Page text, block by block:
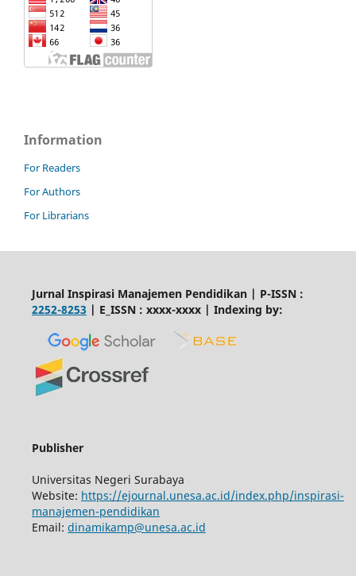
Information
For Readers
For Authors
For Librarians
Jurnal Inspirasi Manajemen Pendidikan | P-ISSN :
2252-8253 | E_ISSN : xxxx-xxxx | Indexing by:
Publisher
Universitas Negeri Surabaya
Website: https://ejournal.unesa.ac.id/index.php/inspirasi-
manajemen-pendidikan
Email: dinamikamp@unesa.ac.id